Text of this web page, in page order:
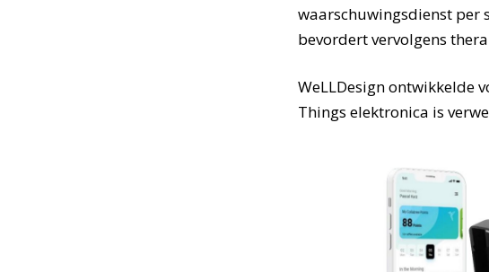
waarschuwingsdienst per
bevordert vervolgens
WeLLDesign ontwikkelde
Things elektronica is